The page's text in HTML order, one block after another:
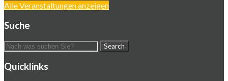
Alle Veranstaltungen anzeigen
Suche
Quicklinks